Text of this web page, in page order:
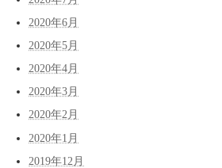
2020年6月
2020年5月
2020年4月
2020年3月
2020年2月
2020年1月
2019年12月